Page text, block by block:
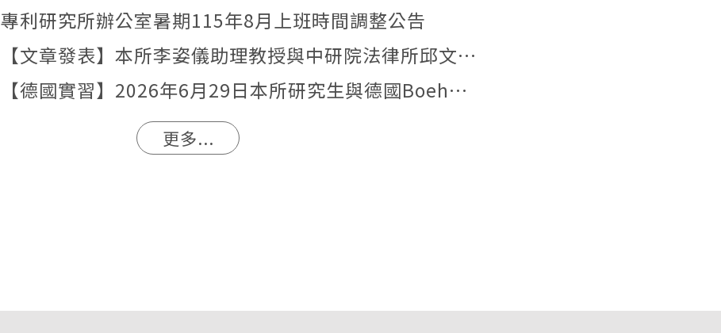
專利研究所辦公室暑期115年8月上班時間調整公告
【文章發表】本所李姿儀助理教授與中研院法律所邱文聰研究員發表文章：「『合理使用』夠用嗎？AI模型訓練著作利用合法性之階段化分析與我國法制因應」
【德國實習】2026年6月29日本所研究生與德國Boehmert & Boehmert專利事務所一同參訪歐洲專利局。
更多...